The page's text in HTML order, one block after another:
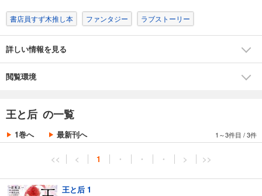
するうちに彼の知られざる想いを知り、次第に興味を持ち始め――？？
大人気小説がコミカライズ！
家の謎を描く和風王宮ファンタジー、第１巻
書店員すず木推し本 ファンタジー ラブストーリー
詳しい情報を見る
閲覧環境
王と后 の一覧
1巻へ 最新刊へ 1～3件目 /3件
<< < 1 ・ ・ ・ > >>
王と后 1